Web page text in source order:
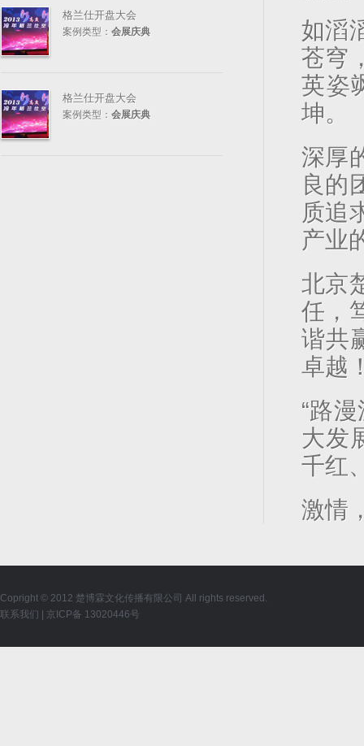
格兰仕开盘大会
案例类型： 会展庆典
格兰仕开盘大会
案例类型： 会展庆典
如滔
苍穹
英姿
坤。
深厚
良的
质追
产业
北京
任，
谐共
卓越
“路
大发
千红
激情
Copright © 2012 楚博霖文化传播有限公司 All rights reserved.
联系我们
京ICP备 13020446号